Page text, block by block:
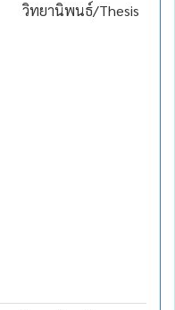
วิทยานิพนธ์/Thesis